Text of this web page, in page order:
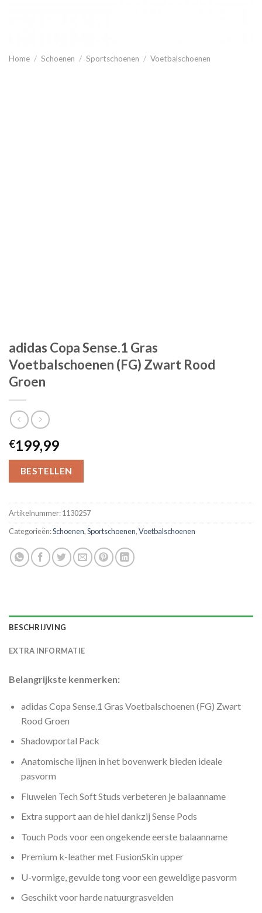
Home / Schoenen / Sportschoenen / Voetbalschoenen
adidas Copa Sense.1 Gras
Voetbalschoenen (FG) Zwart Rood
Groen
€199,99
BESTELLEN
Artikelnummer:1130257
Categorieën:Schoenen,Sportschoenen,Voetbalschoenen
BESCHRIJVING
EXTRA INFORMATIE
Belangrijkste kenmerken:
adidas Copa Sense.1 Gras Voetbalschoenen (FG) Zwart
Rood Groen
Shadowportal Pack
Anatomische lijnen in het bovenwerk bieden ideale
pasvorm
Fluwelen Tech Soft Studs verbeteren je balaanname
Extra support aan de hiel dankzij Sense Pods
Touch Pods voor een ongekende eerste balaanname
Premium k-leather met FusionSkin upper
U-vormige, gevulde tong voor een geweldige pasvorm
Geschikt voor harde natuurgrasvelden